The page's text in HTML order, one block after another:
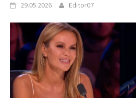
29.05.2026 Editor07